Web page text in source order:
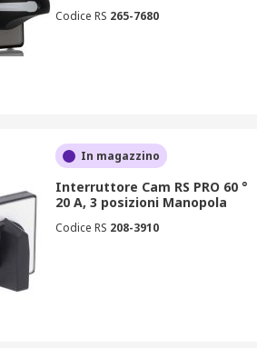
Codice RS 265-7680
In magazzino
Interruttore Cam RS PRO 60 °
20 A, 3 posizioni Manopola
Codice RS 208-3910